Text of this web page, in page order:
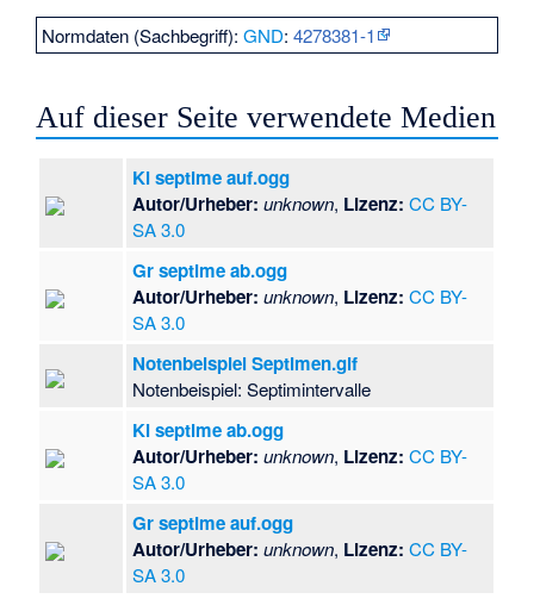
Normdaten (Sachbegriff):GND:4278381-1
Auf dieser Seite verwendete Medien
Kl septime auf.ogg
Autor/Urheber: unknown, Lizenz: CC BY-
SA 3.0
Gr septime ab.ogg
Autor/Urheber: unknown, Lizenz: CC BY-
SA 3.0
Notenbeispiel Septimen.gif
Notenbeispiel: Septimintervalle
Kl septime ab.ogg
Autor/Urheber: unknown, Lizenz: CC BY-
SA 3.0
Gr septime auf.ogg
Autor/Urheber: unknown, Lizenz: CC BY-
SA 3.0